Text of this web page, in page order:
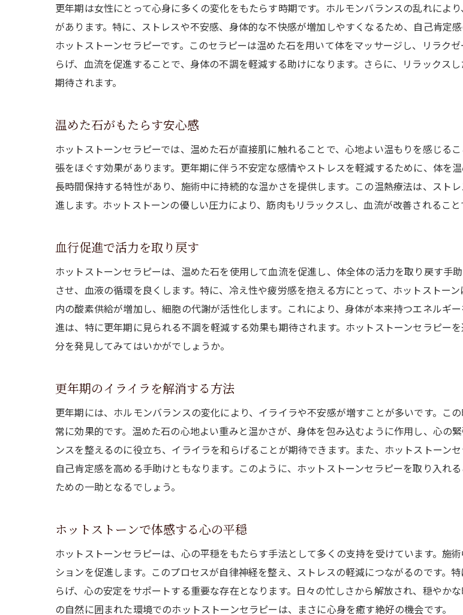
菊陽町でホットストーンセラピーを体験し心
菊陽町での特別な体験
心身のバランスを整えるプロセス
更年期は女性にとって心身に多くの変化をもたらす時期です。ホルモンバランスの乱れによ
があります。特に、ストレスや不安感、身体的な不快感が増加しやすくなるため、自己肯定
ホットストーンセラピーです。このセラピーは温めた石を用いて体をマッサージし、リラク
らげ、血流を促進することで、身体の不調を軽減する助けになります。さらに、リラックス
期待されます。
温めた石がもたらす安心感
ホットストーンセラピーでは、温めた石が直接肌に触れることで、心地よい温もりを感じる
張をほぐす効果があります。更年期に伴う不安定な感情やストレスを軽減するために、体を
長時間保持する特性があり、施術中に持続的な温かさを提供します。この温熱療法は、スト
進します。ホットストーンの優しい圧力により、筋肉もリラックスし、血流が改善されるこ
血行促進で活力を取り戻す
ホットストーンセラピーは、温めた石を使用して血流を促進し、体全体の活力を取り戻す手
させ、血液の循環を良くします。特に、冷え性や疲労感を抱える方にとって、ホットストー
内の酸素供給が増加し、細胞の代謝が活性化します。これにより、身体が本来持つエネルギ
進は、特に更年期に見られる不調を軽減する効果も期待されます。ホットストーンセラピー
分を発見してみてはいかがでしょうか。
更年期のイライラを解消する方法
更年期には、ホルモンバランスの変化により、イライラや不安感が増すことが多いです。こ
常に効果的です。温めた石の心地よい重みと温かさが、身体を包み込むように作用し、心の
ンスを整えるのに役立ち、イライラを和らげることが期待できます。また、ホットストーン
自己肯定感を高める手助けともなります。このように、ホットストーンセラピーを取り入れ
ための一助となるでしょう。
ホットストーンで体感する心の平穏
ホットストーンセラピーは、心の平穏をもたらす手法として多くの支持を受けています。施
ションを促進します。このプロセスが自律神経を整え、ストレスの軽減につながるのです。
らげ、心の安定をサポートする重要な存在となります。日々の忙しさから解放され、穏やか
の自然に囲まれた環境でのホットストーンセラピーは、まさに心身を癒す絶好の機会です。